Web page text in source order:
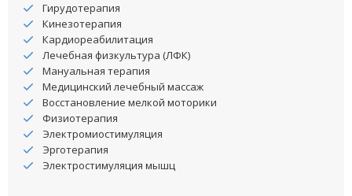
Гирудотерапия
Кинезотерапия
Кардиореабилитация
Лечебная физкультура (ЛФК)
Мануальная терапия
Медицинский лечебный массаж
Восстановление мелкой моторики
Физиотерапия
Электромиостимуляция
Эрготерапия
Электростимуляция мышц